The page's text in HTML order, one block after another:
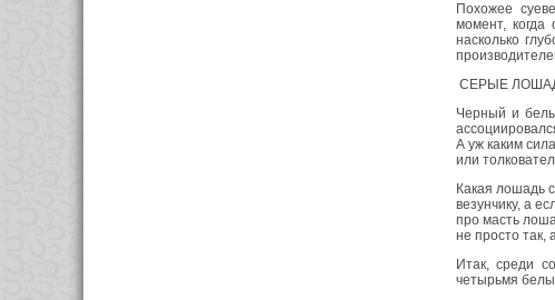
Похожее
момент, когда
насколько
СЕРЫЕ
Черный и
А уж каким
или
Какая лошадь
везунчику, а
про масть
не просто так,
Итак, среди
четырьмя